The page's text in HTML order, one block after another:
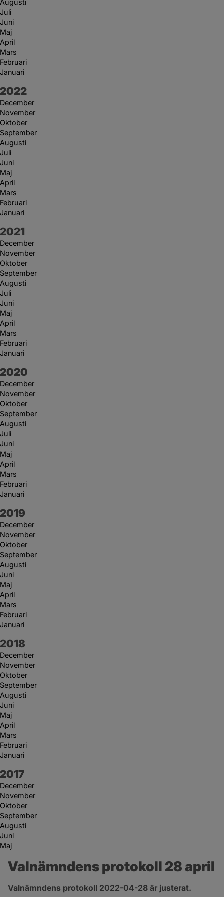
Augusti
Juli
Juni
Maj
April
Mars
Februari
Januari
År:
2022
December
November
Oktober
September
Augusti
Juli
Juni
Maj
April
Mars
Februari
Januari
År:
2021
December
November
Oktober
September
Augusti
Juli
Juni
Maj
April
Mars
Februari
Januari
År:
2020
December
November
Oktober
September
Augusti
Juli
Juni
Maj
April
Mars
Februari
Januari
År:
2019
December
November
Oktober
September
Augusti
Juni
Maj
April
Mars
Februari
Januari
År:
2018
December
November
Oktober
September
Augusti
Juni
Maj
April
Mars
Februari
Januari
År:
2017
December
November
Oktober
September
Augusti
Juni
Maj
Valnämndens protokoll 28 april
Valnämndens protokoll 2022-04-28 är justerat.